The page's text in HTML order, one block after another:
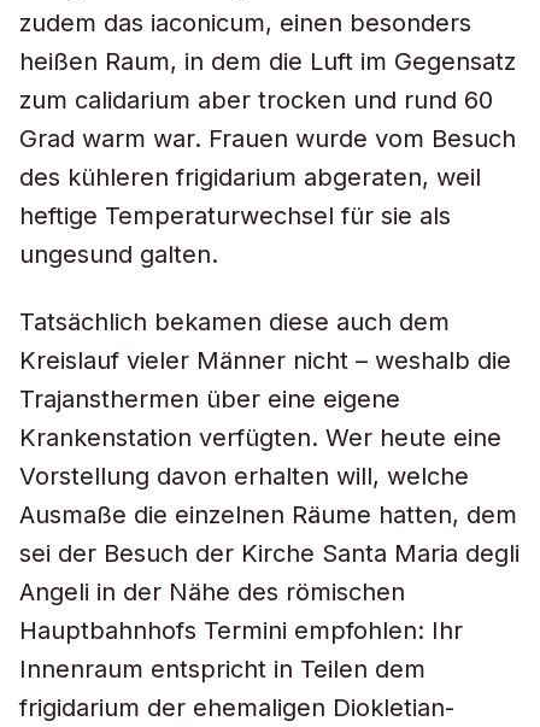
zudem das iaconicum, einen besonders
heißen Raum, in dem die Luft im Gegensatz
zum calidarium aber trocken und rund 60
Grad warm war. Frauen wurde vom Besuch
des kühleren frigidarium abgeraten, weil
heftige Temperaturwechsel für sie als
ungesund galten.
Tatsächlich bekamen diese auch dem
Kreislauf vieler Männer nicht – weshalb die
Trajansthermen über eine eigene
Krankenstation verfügten. Wer heute eine
Vorstellung davon erhalten will, welche
Ausmaße die einzelnen Räume hatten, dem
sei der Besuch der Kirche Santa Maria degli
Angeli in der Nähe des römischen
Hauptbahnhofs Termini empfohlen: Ihr
Innenraum entspricht in Teilen dem
frigidarium der ehemaligen Diokletian-